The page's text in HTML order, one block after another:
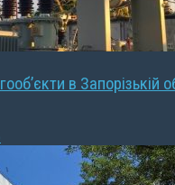
в Запорізькій